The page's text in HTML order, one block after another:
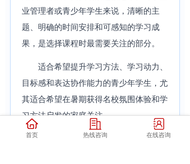
业管理者或青少年学生来说，清晰的主
题、明确的时间安排和可感知的学习成
果，是选择课程时最需要关注的部分。
适合希望提升学习方法、学习动力、
目标感和表达协作能力的青少年学生，尤
其适合希望在暑期获得名校氛围体验和学
习方法启发的家庭关注。
从课程选择角度看，清北状元帮学习
首页 热线咨询 在线咨询